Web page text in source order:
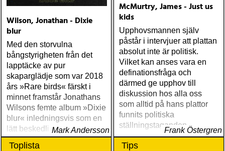
Wilson, Jonathan - Dixie
blur
Med den storvulna
bångstyrigheten från det
lapptäcke av pur
skaparglädje som var 2018
års »Rare birds« färskt i
minnet framstår Jonathans
Wilsons femte album »Dixie
blur« inledningsvis som en
lätt beskedlig historia
Mark Andersson
McMurtry, James - Just us
kids
Upphovsmannen själv
påstår i intervjuer att plattan
absolut inte är politisk.
Vilket kan anses vara en
definationsfråga och
därmed ge upphov till
diskussion hos alla oss
som alltid på hans plattor
funnits politiska
ställningstaganden
Frank Östergren
Toplista Tips